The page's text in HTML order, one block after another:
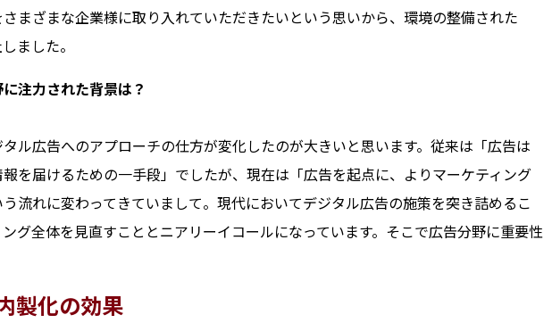
まざまな企業様に取り入れていただきたいという思いから、環境の整備された
ました。
に注力された背景は？
ル広告へのアプローチの仕方が変化したのが大きいと思います。従来は「広告は
を届けるための一手段」でしたが、現在は「広告を起点に、よりマーケティング
流れに変わってきていまして。現代においてデジタル広告の施策を突き詰めるこ
グ全体を見直すこととニアリーイコールになっています。そこで広告分野に重要性
製化の効果